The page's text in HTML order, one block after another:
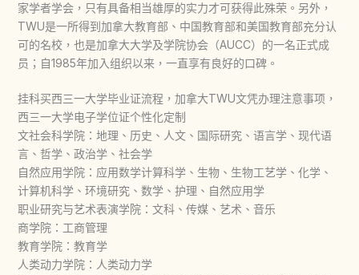
家学者学会，只有具备相当雄厚的实力才可获得此殊荣。另外，
TWU是一所得到加拿大教育部、中国教育部和美国教育部充分认
可的名校，也是加拿大大学及学院协会（AUCC）的一名正式成
员；自1985年加入组织以来，一直享有良好的口碑。
挂科买西三一大学毕业证流程，加拿大TWU文凭办理注意事项，
西三一大学电子学位证个性化定制
文社会科学院：地理、历史、人文、国际研究、语言学、现代语
言、哲学、政治学、社会学
自然应用学院：应用数学计算科学、生物、生物工艺学、化学、
计算机科学、环境研究、数学、护理、自然应用学
职业研究与艺术表演学院：文科、传媒、艺术、音乐
商学院：工商管理
教育学院：教育学
人类动力学院：人类动力学